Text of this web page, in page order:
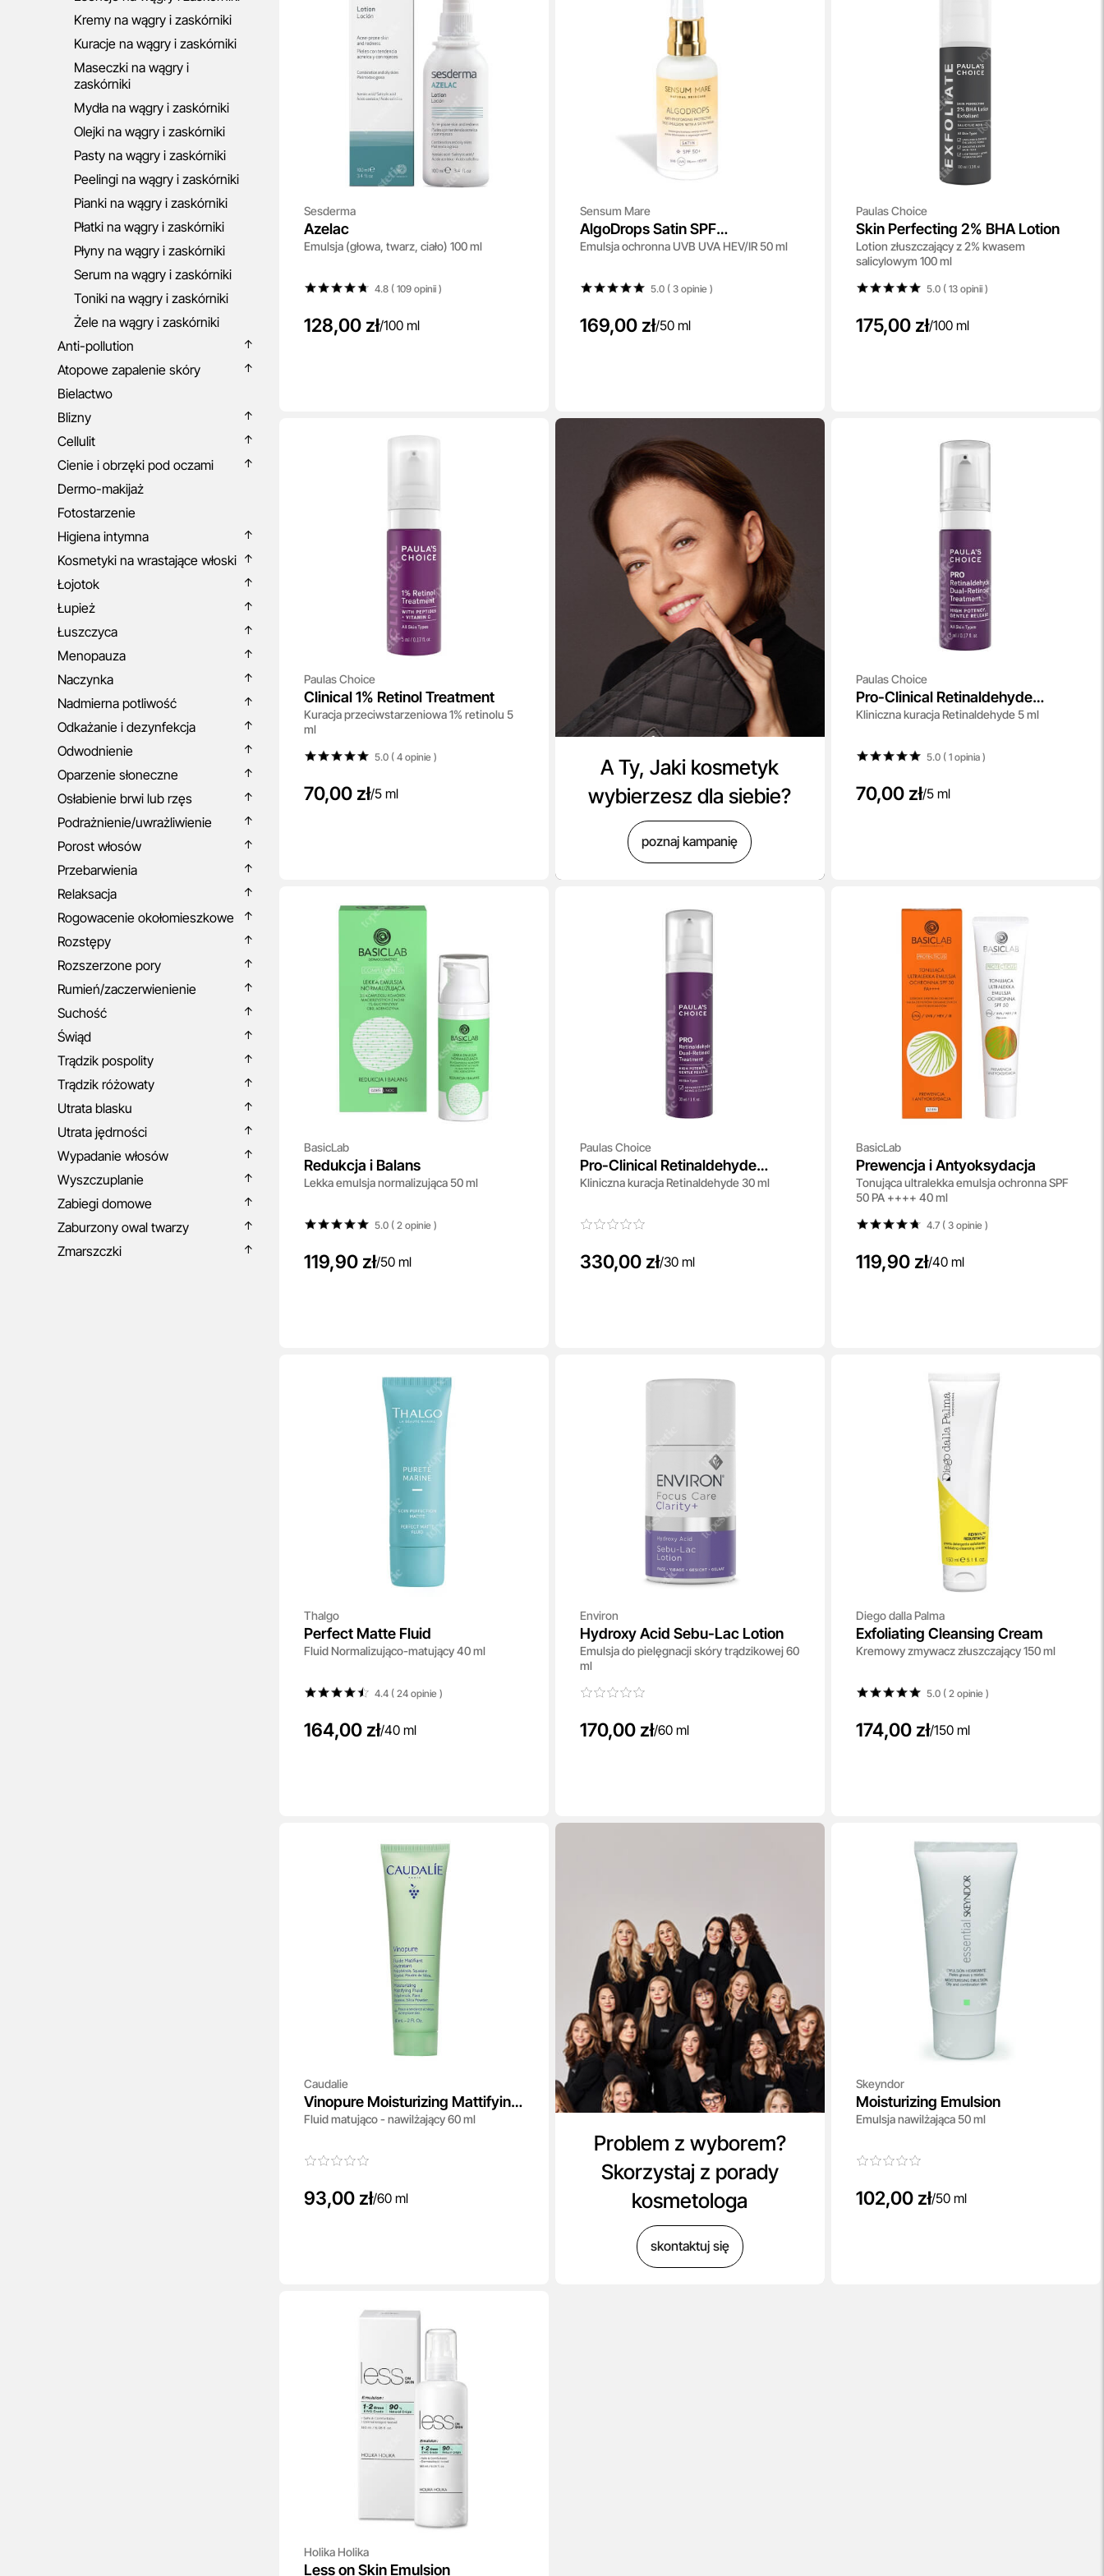
Kremy na wągry i zaskórniki
Kuracje na wągry i zaskórniki
Maseczki na wągry i
zaskórniki
Mydła na wągry i zaskórniki
Olejki na wągry i zaskórniki
Pasty na wągry i zaskórniki
Peelingi na wągry i zaskórniki
Pianki na wągry i zaskórniki
Płatki na wągry i zaskórniki
Płyny na wągry i zaskórniki
Serum na wągry i zaskórniki
Toniki na wągry i zaskórniki
Żele na wągry i zaskórniki
Anti-pollution
Atopowe zapalenie skóry
Bielactwo
Blizny
Cellulit
Cienie i obrzęki pod oczami
Dermo-makijaż
Fotostarzenie
Higiena intymna
Kosmetyki na wrastające włoski
Łojotok
Łupież
Łuszczyca
Menopauza
Naczynka
Nadmierna potliwość
Odkażanie i dezynfekcja
Odwodnienie
Oparzenie słoneczne
Osłabienie brwi lub rzęs
Podrażnienie/uwrażliwienie
Porost włosów
Przebarwienia
Relaksacja
Rogowacenie okołomieszkowe
Rozstępy
Rozszerzone pory
Rumień/zaczerwienienie
Suchość
Świąd
Trądzik pospolity
Trądzik różowaty
Utrata blasku
Utrata jędrności
Wypadanie włosów
Wyszczuplanie
Zabiegi domowe
Zaburzony owal twarzy
Zmarszczki
Sesderma
Azelac
Emulsja (głowa, twarz, ciało) 100 ml
4.8 ( 109opinii)
128,00 zł/100 ml
Sensum Mare
AlgoDrops Satin SPF
50+/PA++++
Emulsja ochronna UVB UVA HEV/IR 50 ml
5.0 ( 3opinie)
169,00 zł/50 ml
Paulas Choice
Skin Perfecting 2% BHA Lotion
Lotion złuszczający z 2% kwasem
salicylowym 100 ml
5.0 ( 13opinii)
175,00 zł/100 ml
Paulas Choice
Clinical 1% Retinol Treatment
Kuracja przeciwstarzeniowa 1% retinolu 5
ml
5.0 ( 4opinie)
70,00 zł/5 ml
A Ty, Jaki kosmetyk
wybierzesz dla siebie?
poznaj kampanię
Paulas Choice
Pro-Clinical Retinaldehyde
Treatment - travel
Kliniczna kuracja Retinaldehyde 5 ml
5.0 ( 1opinia)
70,00 zł/5 ml
BasicLab
Redukcja i Balans
Lekka emulsja normalizująca 50 ml
5.0 ( 2opinie)
119,90 zł/50 ml
Paulas Choice
Pro-Clinical Retinaldehyde
Treatment
Kliniczna kuracja Retinaldehyde 30 ml
330,00 zł/30 ml
BasicLab
Prewencja i Antyoksydacja
Tonująca ultralekka emulsja ochronna SPF
50 PA ++++ 40 ml
4.7 ( 3opinie)
119,90 zł/40 ml
Thalgo
Perfect Matte Fluid
Fluid Normalizująco-matujący 40 ml
4.4 ( 24opinie)
164,00 zł/40 ml
Environ
Hydroxy Acid Sebu-Lac Lotion
Emulsja do pielęgnacji skóry trądzikowej 60
ml
170,00 zł/60 ml
Diego dalla Palma
Exfoliating Cleansing Cream
Kremowy zmywacz złuszczający 150 ml
5.0 ( 2opinie)
174,00 zł/150 ml
Caudalie
Vinopure Moisturizing Mattifying
Fluid
Fluid matująco - nawilżający 60 ml
93,00 zł/60 ml
Problem z wyborem?
Skorzystaj z porady
kosmetologa
skontaktuj się
Skeyndor
Moisturizing Emulsion
Emulsja nawilżająca 50 ml
102,00 zł/50 ml
Holika Holika
Less on Skin Emulsion